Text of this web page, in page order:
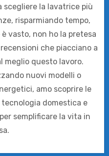
scegliere la lavatrice più
risparmiando tempo,
vasto, non ho la pretesa
che piacciano a
questo lavoro.
nuovi modelli o
amo scoprire le
domestica e
semplificare la vita in